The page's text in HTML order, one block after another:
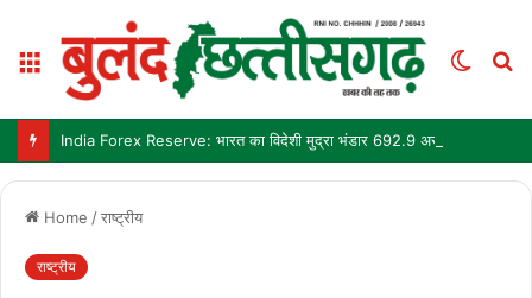
Menu
Switch
Home /राष्ट्रीय
राष्ट्रीय